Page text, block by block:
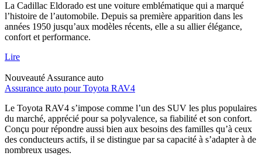
La Cadillac Eldorado est une voiture emblématique qui a marqué
l’histoire de l’automobile. Depuis sa première apparition dans les
années 1950 jusqu’aux modèles récents, elle a su allier élégance,
confort et performance.
Lire
Nouveauté Assurance auto
Assurance auto pour Toyota RAV4
Le Toyota RAV4 s’impose comme l’un des SUV les plus populaires
du marché, apprécié pour sa polyvalence, sa fiabilité et son confort.
Conçu pour répondre aussi bien aux besoins des familles qu’à ceux
des conducteurs actifs, il se distingue par sa capacité à s’adapter à de
nombreux usages.